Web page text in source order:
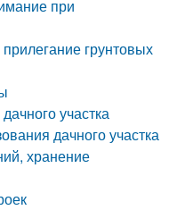
при
грунтовых
участка
дачного участка
хранение